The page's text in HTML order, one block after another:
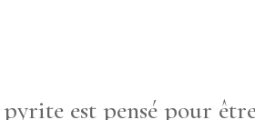
est pensé pour